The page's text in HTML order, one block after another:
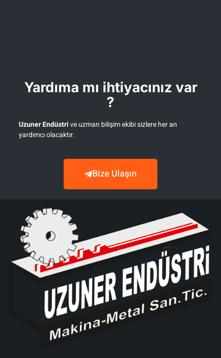
Yardıma mı ihtiyacınız var
?
Uzuner Endüstriveuzman bilişimekibi sizlere her an
yardımcı olacaktır.
Bize Ulaşın